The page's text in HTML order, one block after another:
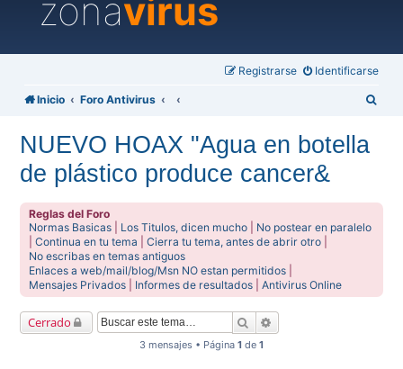
zonavirus
Identificarse
Registrarse
Inicio Foro Antivirus
NUEVO HOAX "Agua en botella
de plástico produce cancer&
Reglas del Foro
Normas Basicas
Los Titulos, dicen mucho
No postear en paralelo
|Continua en tu tema |Cierra tu tema, antes de abrir otro
No escribas en temas antiguos
Enlaces a web/mail/blog/Msn NO estan permitidos
Mensajes Privados
Informes de resultados |Antivirus Online
Cerrado Buscar
3 mensajes • Página 1 de 1